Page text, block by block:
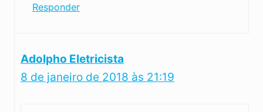
Responder
Adolpho Eletricista
8 de janeiro de 2018 às 21:19